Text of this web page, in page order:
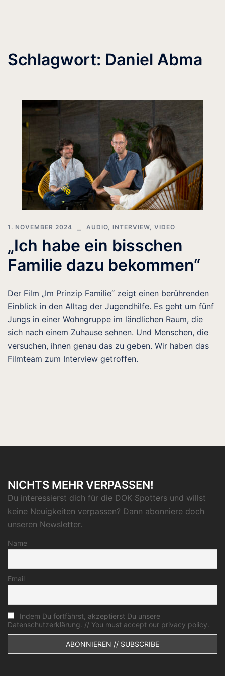
Schlagwort: Daniel Abma
1. NOVEMBER 2024 AUDIO, INTERVIEW, VIDEO
„Ich habe ein bisschen
Familie dazu bekommen“
Der Film „Im Prinzip Familie“ zeigt einen berührenden
Einblick in den Alltag der Jugendhilfe. Es geht um fünf
Jungs in einer Wohngruppe im ländlichen Raum, die
sich nach einem Zuhause sehnen. Und Menschen, die
versuchen, ihnen genau das zu geben. Wir haben das
Filmteam zum Interview getroffen.
NICHTS MEHR VERPASSEN!
Du interessierst dich für die DOK Spotters und willst
keine Neuigkeiten verpassen? Dann abonniere doch
unseren Newsletter.
Name
Email
Indem Du fortfährst, akzeptierst Du unsere
Datenschutzerklärung. // You must accept our privacy policy.